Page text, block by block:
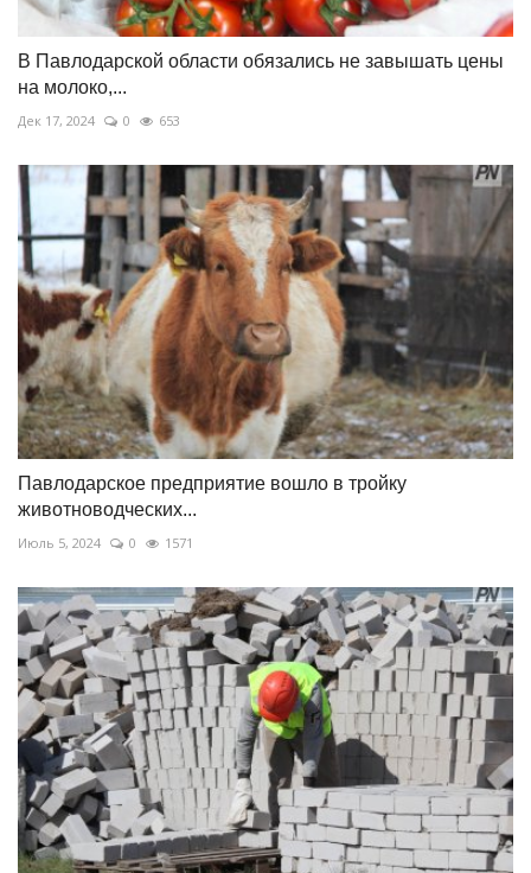
В Павлодарской области обязались не завышать цены
на молоко,...
Дек 17, 2024 0 653
Павлодарское предприятие вошло в тройку
животноводческих...
Июль 5, 2024 0 1571